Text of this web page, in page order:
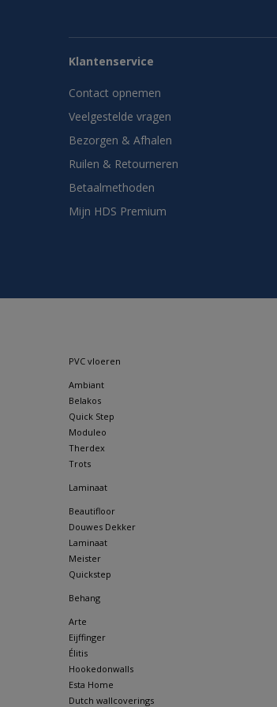
Klantenservice
Contact opnemen
Veelgestelde vragen
Bezorgen & Afhalen
Ruilen & Retourneren
Betaalmethoden
Mijn HDS Premium
PVC vloeren
Ambiant
Belakos
Quick Step
Moduleo
Therdex
Trots
Laminaat
Beautifloor
Douwes Dekker
Laminaat
Meister
Quickstep
Behang
Arte
Eijffinger
Élitis
Hookedonwalls
Esta Home
Dutch wallcoverings